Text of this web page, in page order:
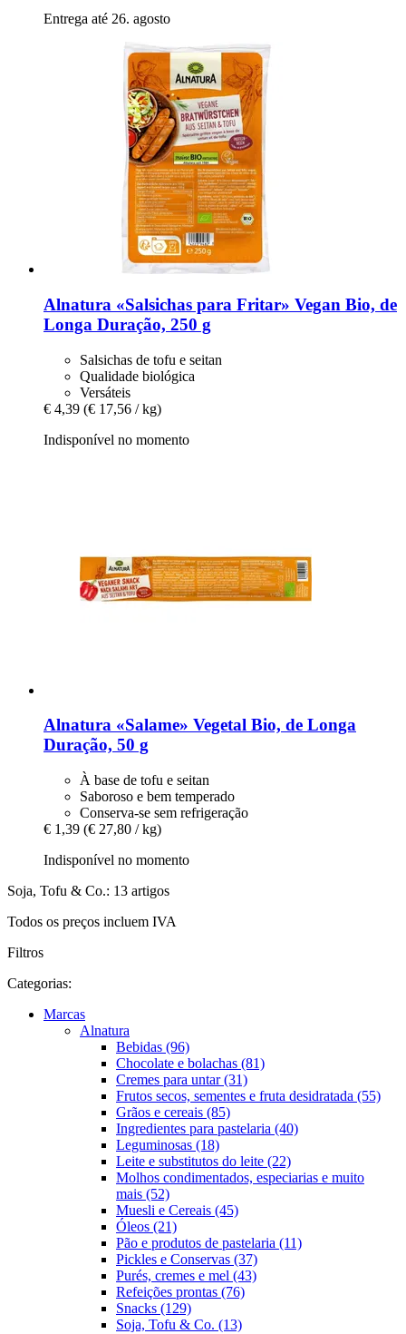
Entrega até 26. agosto
Alnatura «Salsichas para Fritar» Vegan Bio, de
Longa Duração, 250 g
Salsichas de tofu e seitan
Qualidade biológica
Versáteis
€ 4,39 (€ 17,56 / kg)
Indisponível no momento
Alnatura «Salame» Vegetal Bio, de Longa
Duração, 50 g
À base de tofu e seitan
Saboroso e bem temperado
Conserva-se sem refrigeração
€ 1,39 (€ 27,80 / kg)
Indisponível no momento
Soja, Tofu & Co.: 13 artigos
Todos os preços incluem IVA
Filtros
Categorias:
Marcas
Alnatura
Bebidas (96)
Chocolate e bolachas (81)
Cremes para untar (31)
Frutos secos, sementes e fruta desidratada (55)
Grãos e cereais (85)
Ingredientes para pastelaria (40)
Leguminosas (18)
Leite e substitutos do leite (22)
Molhos condimentados, especiarias e muito
mais (52)
Muesli e Cereais (45)
Óleos (21)
Pão e produtos de pastelaria (11)
Pickles e Conservas (37)
Purés, cremes e mel (43)
Refeições prontas (76)
Snacks (129)
Soja, Tofu & Co. (13)